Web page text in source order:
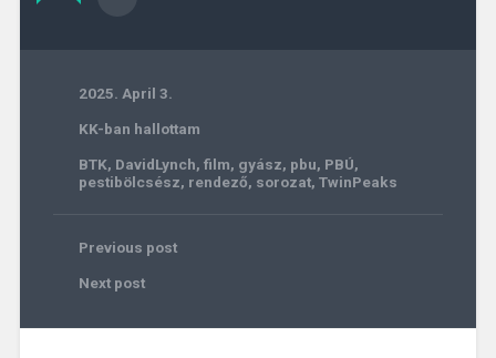
2025. April 3.
KK-ban hallottam
BTK, DavidLynch, film, gyász, pbu, PBÚ,
pestibölcsész, rendező, sorozat, TwinPeaks
Previous post
Next post